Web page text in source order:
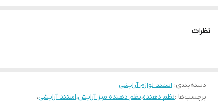
نظرات
دسته‌بندی: استند لوازم آرایشی
برچسب‌ها :نظم دهنده،نظم دهنده میز آرایش،استند آرایشی،